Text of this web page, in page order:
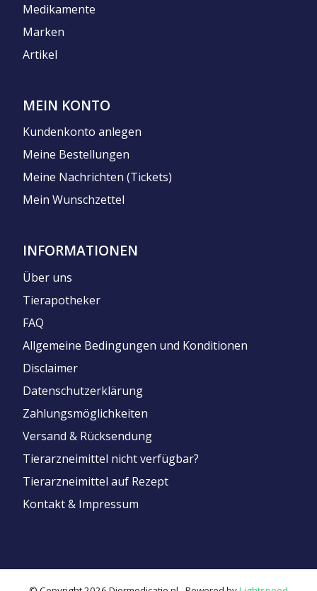
Medikamente
Marken
Artikel
MEIN KONTO
Kundenkonto anlegen
Meine Bestellungen
Meine Nachrichten (Tickets)
Mein Wunschzettel
INFORMATIONEN
Über uns
Tierapotheker
FAQ
Allgemeine Bedingungen und Konditionen
Disclaimer
Datenschutzerklärung
Zahlungsmöglichkeiten
Versand & Rücksendung
Tierarzneimittel nicht verfügbar?
Tierarzneimittel auf Rezept
Kontakt & Impressum